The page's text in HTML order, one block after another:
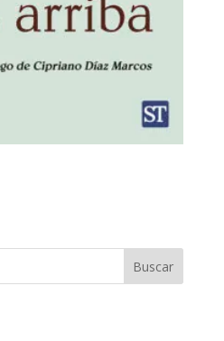
Buscar